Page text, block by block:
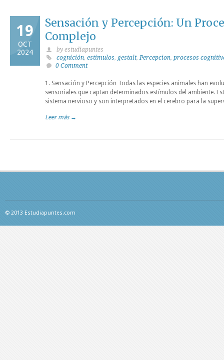
19
OCT
2024
Sensación y Percepción: Un
Complejo
by estudiapuntes
cognición, estímulos, gestalt,Percepcion, procesos
0 Comment
1. Sensación y Percepción Todas las especies animales han
sensoriales que captan determinados estímulos del ambiente.
sistema nervioso y son interpretados en el cerebro para la
Leer más →
© 2013 Estudiapuntes.com